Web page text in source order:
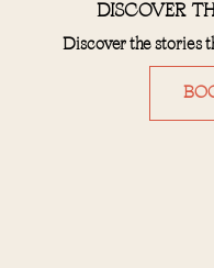
DISCOVER
Discover the stories